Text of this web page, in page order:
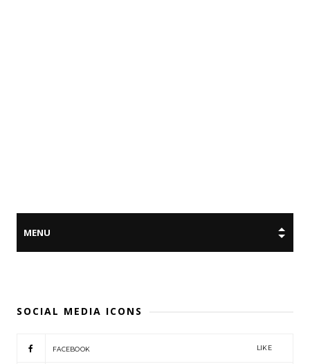
SOCIAL MEDIA ICONS
FACEBOOK LIKE